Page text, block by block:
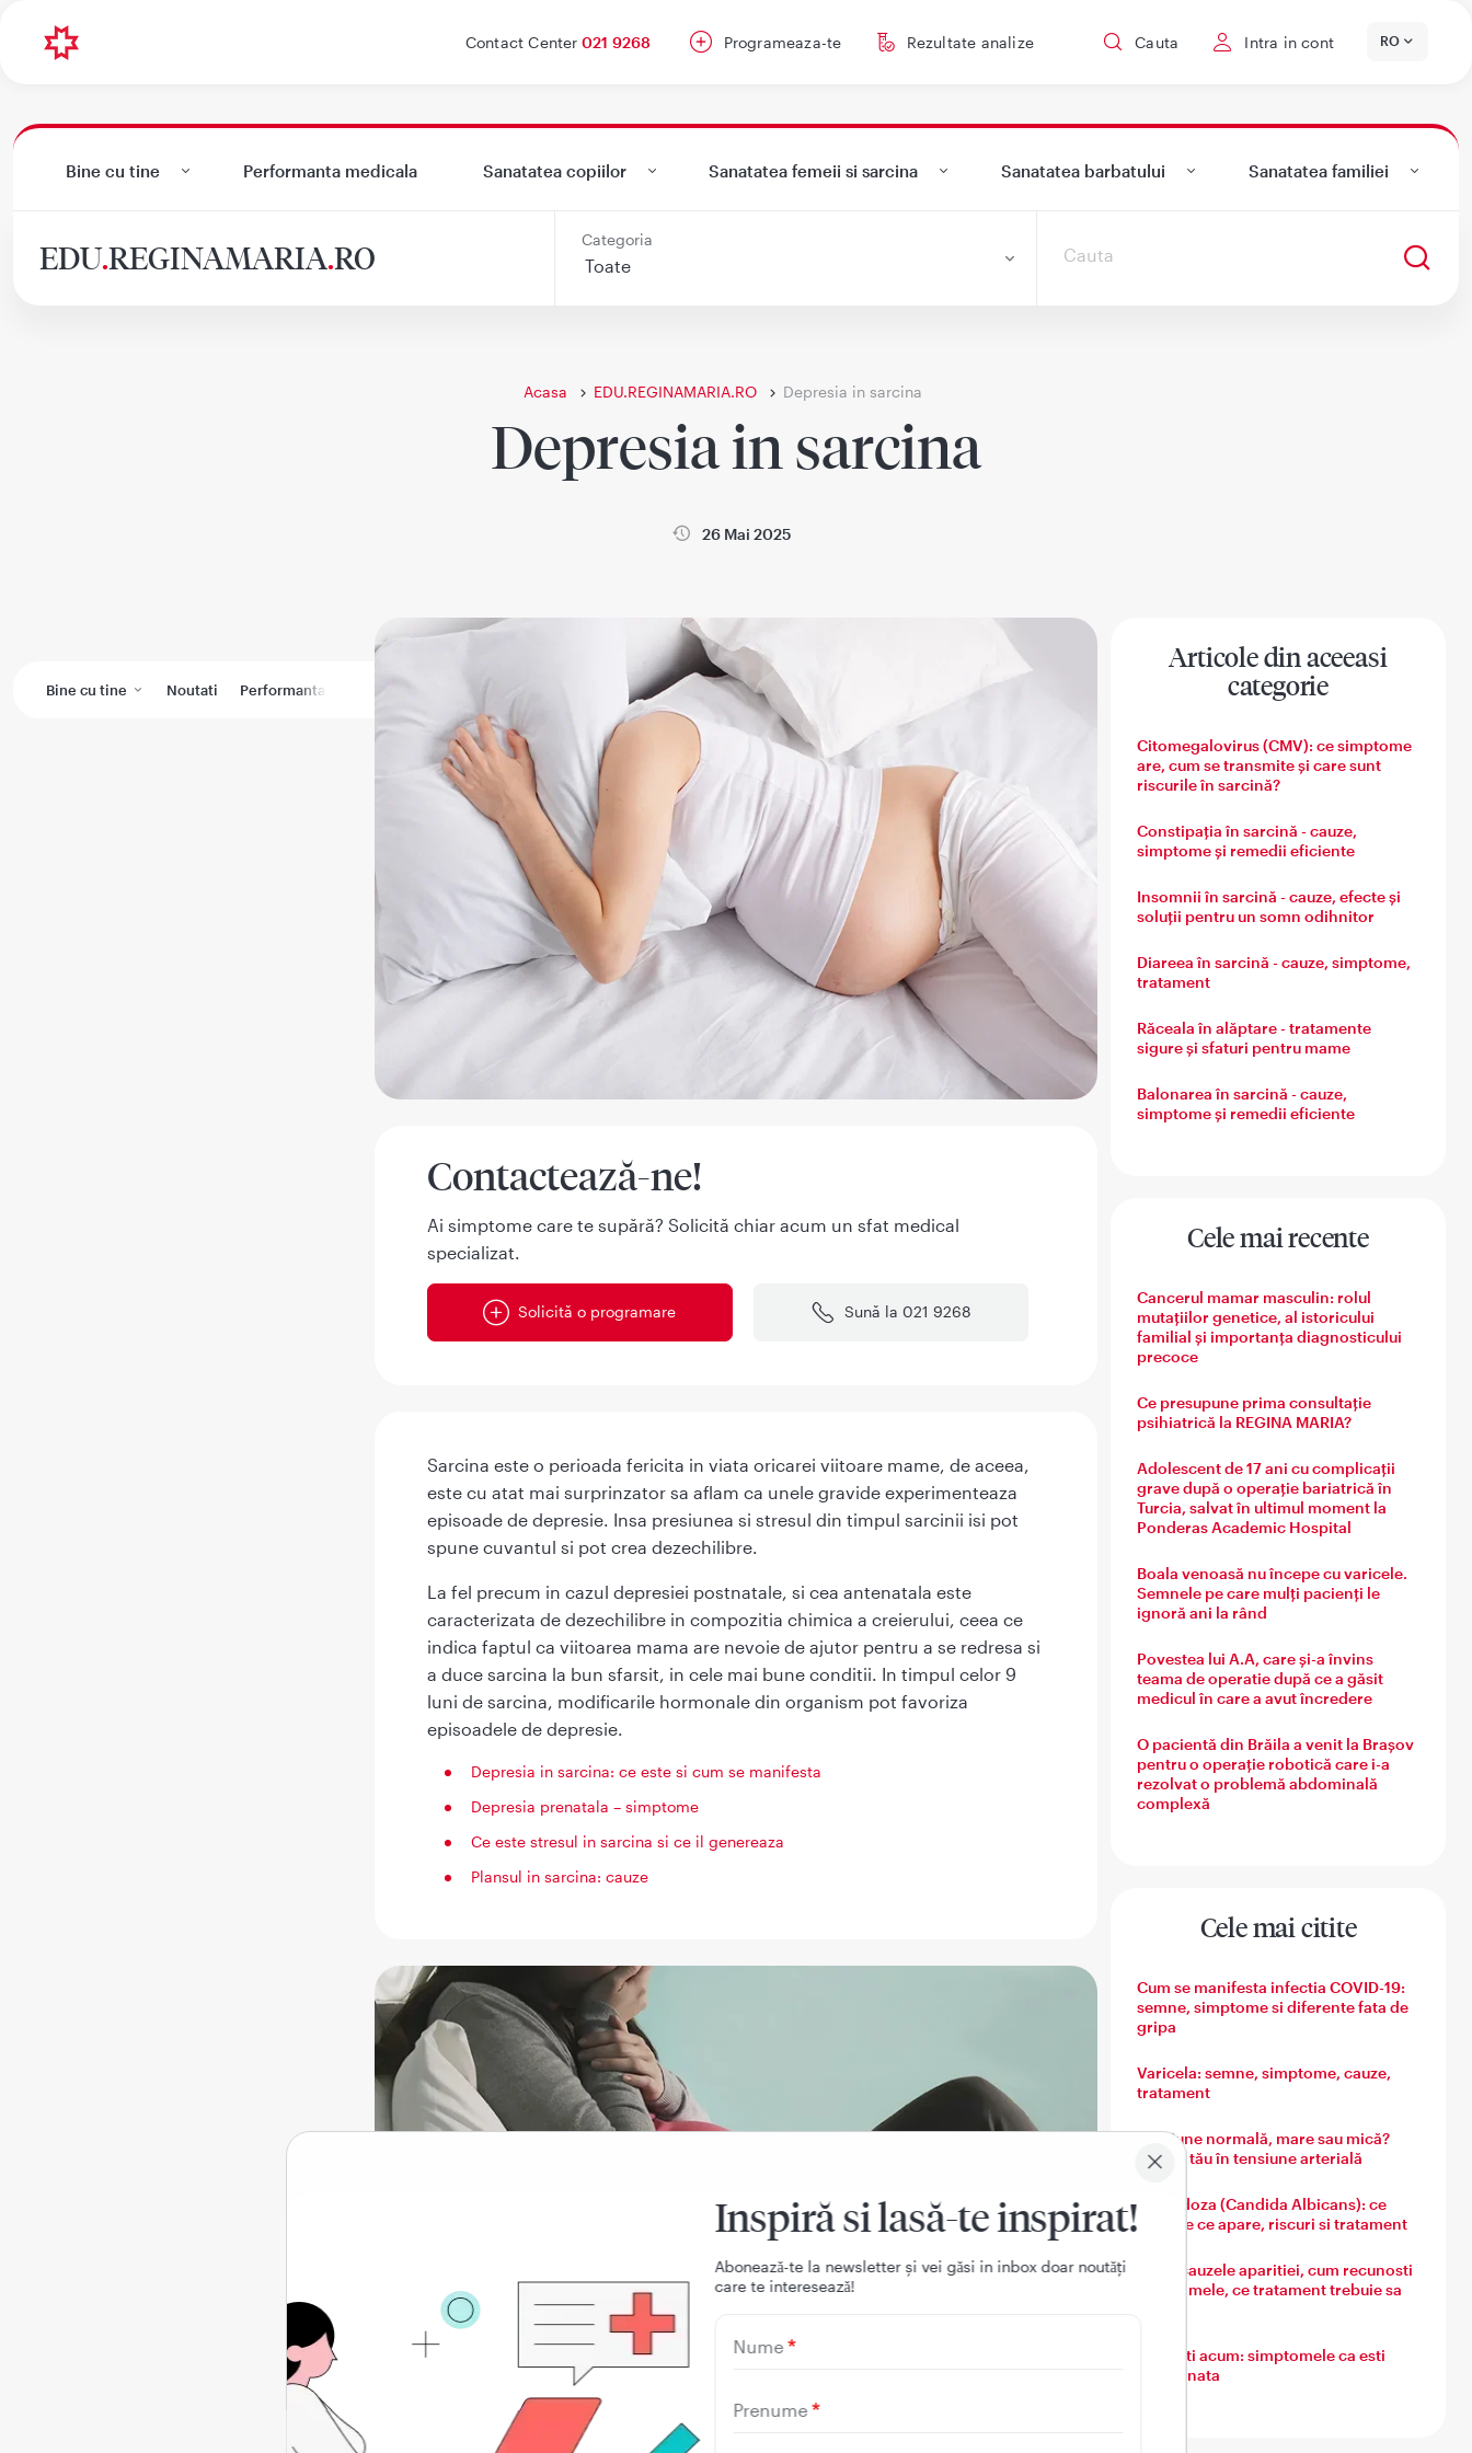
Contact Center 021 9268 Programeaza-te Rezultate analize Cauta Intra in cont RO
Bine cu tine Performanta medicala Sanatatea copiilor Sanatatea femeii si sarcina Sanatatea barbatului Sanatatea familiei
EDU.REGINAMARIA.RO Categoria
Acasa EDU.REGINAMARIA.RO Depresia in sarcina
Depresia in sarcina
26 Mai 2025
Bine cu tine Noutati Performanta medicala Sanatatea copiilor Sanatatea femeii si sarcina Sanatatea barbatului
Contactează-ne!
Ai simptome care te supără? Solicită chiar acum un sfat medical
specializat.
Solicită o programare Sună la 021 9268
Sarcina este o perioada fericita in viata oricarei viitoare mame, de aceea,
este cu atat mai surprinzator sa aflam ca unele gravide experimenteaza
episoade de depresie. Insa presiunea si stresul din timpul sarcinii isi pot
spune cuvantul si pot crea dezechilibre.
La fel precum in cazul depresiei postnatale, si cea antenatala este
caracterizata de dezechilibre in compozitia chimica a creierului, ceea ce
indica faptul ca viitoarea mama are nevoie de ajutor pentru a se redresa si
a duce sarcina la bun sfarsit, in cele mai bune conditii. In timpul celor 9
luni de sarcina, modificarile hormonale din organism pot favoriza
episoadele de depresie.
Depresia in sarcina: ce este si cum se manifesta
Depresia prenatala – simptome
Ce este stresul in sarcina si ce il genereaza
Plansul in sarcina: cauze
Inspiră si lasă-te inspirat!
Aboneazǎ-te la newsletter și vei gǎsi in inbox doar noutǎți
care te intereseazǎ!
Nume
Prenume
Articole din aceeasi
categorie
Citomegalovirus (CMV): ce simptome
are, cum se transmite și care sunt
riscurile în sarcină?
Constipația în sarcină - cauze,
simptome și remedii eficiente
Insomnii în sarcină - cauze, efecte și
soluții pentru un somn odihnitor
Diareea în sarcină - cauze, simptome,
tratament
Răceala în alăptare - tratamente
sigure și sfaturi pentru mame
Balonarea în sarcină - cauze,
simptome și remedii eficiente
Cele mai recente
Cancerul mamar masculin: rolul
mutațiilor genetice, al istoricului
familial și importanța diagnosticului
precoce
Ce presupune prima consultație
psihiatrică la REGINA MARIA?
Adolescent de 17 ani cu complicații
grave după o operație bariatrică în
Turcia, salvat în ultimul moment la
Ponderas Academic Hospital
Boala venoasă nu începe cu varicele.
Semnele pe care mulți pacienți le
ignoră ani la rând
Povestea lui A.A, care și-a învins
teama de operatie după ce a găsit
medicul în care a avut încredere
O pacientă din Brăila a venit la Brașov
pentru o operație robotică care i-a
rezolvat o problemă abdominală
complexă
Cele mai citite
Cum se manifesta infectia COVID-19:
semne, simptome si diferente fata de
gripa
Varicela: semne, simptome, cauze,
tratament
Tensiune normală, mare sau mică?
Ghidul tău în tensiune arterială
Candidoza (Candida Albicans): ce
este, de ce apare, riscuri si tratament
Guta: cauzele aparitiei, cum recunosti
simptomele, ce tratament trebuie sa
Ce simti acum: simptomele ca esti
insarcinata